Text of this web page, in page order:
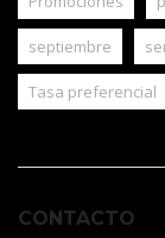
septiembre
Tasa preferencial
CONTACTO